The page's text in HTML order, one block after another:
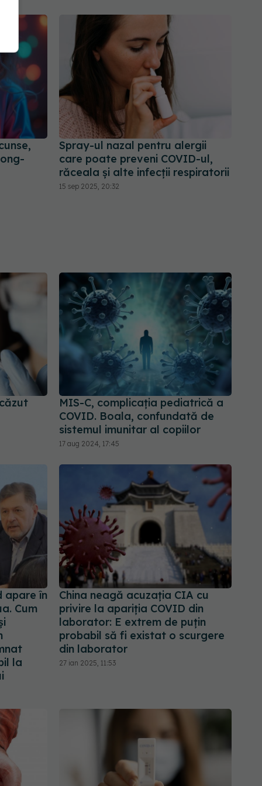
Spray-ul nazal pentru alergii
care poate preveni COVID-ul,
răceala și alte infecții respiratorii
15 sep 2025, 20:32
MIS-C, complicația pediatrică a
COVID. Boala, confundată de
sistemul imunitar al copiilor
17 aug 2024, 17:45
apare în
Cum
la
China neagă acuzația CIA cu
privire la apariția COVID din
laborator: E extrem de puţin
probabil să fi existat o scurgere
din laborator
27 ian 2025, 11:53